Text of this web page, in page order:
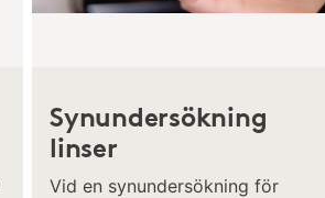
Synundersökning
linser
Vid en synundersökning för